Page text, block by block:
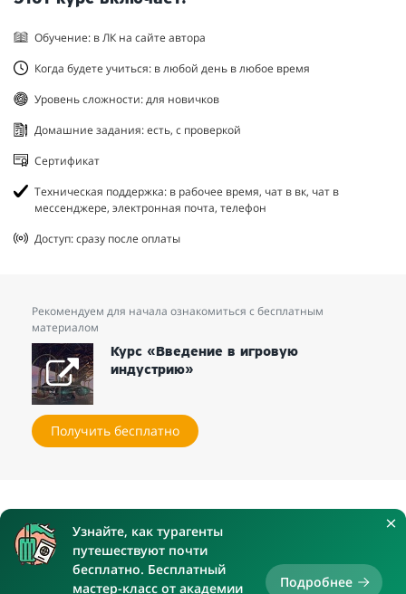
Обучение: в ЛК на сайте автора
Когда будете учиться: в любой день в любое время
Уровень сложности: для новичков
Домашние задания: есть, с проверкой
Сертификат
Техническая поддержка: в рабочее время, чат в вк, чат в
мессенджере, электронная почта, телефон
Доступ: сразу после оплаты
Рекомендуем для начала ознакомиться с бесплатным
материалом
Курс «Введение в игровую
индустрию»
Получить бесплатно
Узнайте, как турагенты
путешествуют почти
бесплатно. Бесплатный
мастер-класс от академии
Подробнее